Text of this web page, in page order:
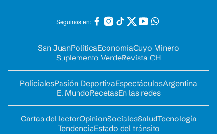
Seguinos en:
San JuanPolíticaEconomíaCuyo Minero
Suplemento VerdeRevista OH
PolicialesPasión DeportivaEspectáculosArgentina
El MundoRecetasEn las redes
Cartas del lectorOpinionSocialesSaludTecnología
TendenciaEstado del tránsito